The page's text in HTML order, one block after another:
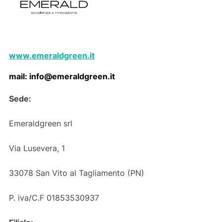
www.emeraldgreen.it
mail: info@emeraldgreen.it
Sede:
Emeraldgreen srl
Via Lusevera, 1
33078 San Vito al Tagliamento (PN)
P. iva/C.F 01853530937